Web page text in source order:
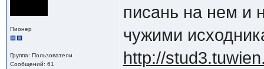
Пионер
Группа: Пользователи
Сообщений: 61
писань на нем и
чужими
http://